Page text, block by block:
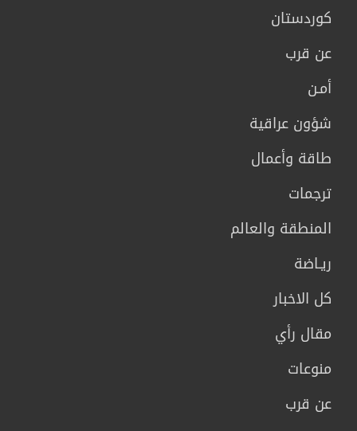
كوردستان
عن قرب
أمـن
شؤون عراقية
طاقة وأعمال
ترجمات
المنطقة والعالم
ريـاضة
كل الاخبار
مقال رأي
منوعات
عن قرب